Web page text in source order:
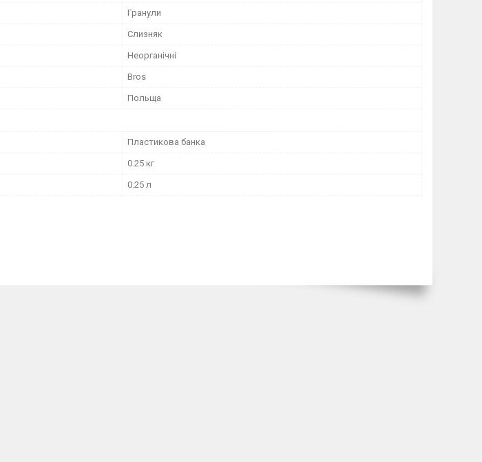
Гранули
Слизняк
Неорганічні
Bros
Польща
Пластикова банка
0.25 кг
0.25 л